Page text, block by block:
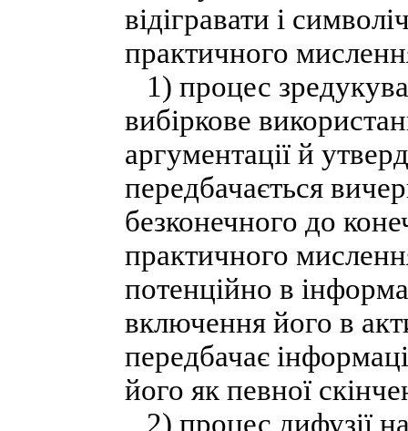
відігравати і
практичного
1) процес
вибіркове
аргументації й
передбачається
безконечного до
практичного
потенційно в
включення його в
передбачає
його як певної
2) процес дифузії